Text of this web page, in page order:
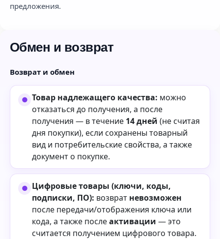
предложения.
Обмен и возврат
Возврат и обмен
Товар надлежащего качества: можно
отказаться до получения, а после
получения — в течение 14 дней (не считая
дня покупки), если сохранены товарный
вид и потребительские свойства, а также
документ о покупке.
Цифровые товары (ключи, коды,
подписки, ПО): возврат невозможен
после передачи/отображения ключа или
кода, а также послеактивации — это
считается получением цифрового товара.